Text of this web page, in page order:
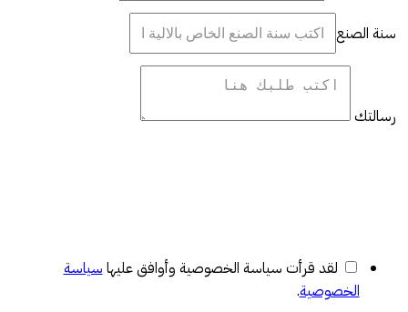
سنة الصنع
رسالتك
لقد قرأت سياسة الخصوصية وأوافق عليها سياسة
الخصوصية.